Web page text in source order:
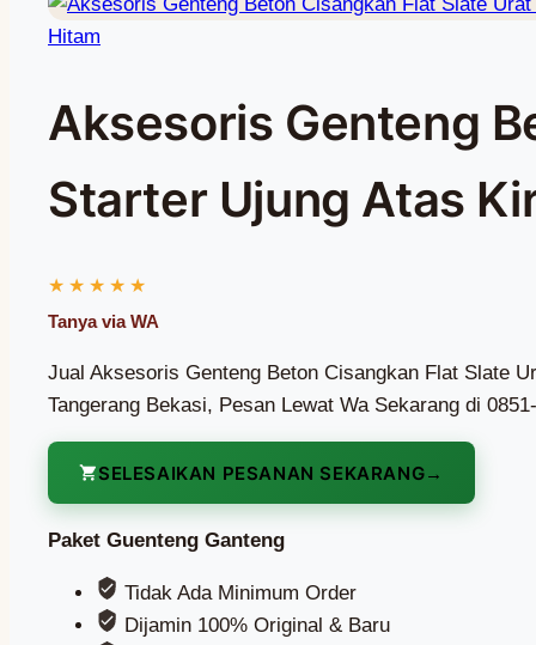
Hitam
Aksesoris Genteng
Starter Ujung Atas
Jual Aksesoris Genteng Beton Cisangkan Flat Slate
Tangerang Bekasi, Pesan Lewat Wa Sekarang di
SELESAIKAN PESANAN SEKARANG
Paket Guenteng Ganteng
Tidak Ada Minimum Order
Dijamin 100% Original & Baru